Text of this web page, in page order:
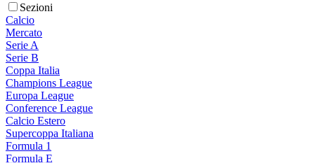
Sezioni
Calcio
Mercato
Serie A
Serie B
Coppa Italia
Champions League
Europa League
Conference League
Calcio Estero
Supercoppa Italiana
Formula 1
Formula E